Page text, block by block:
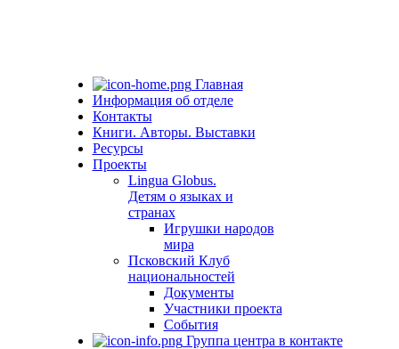
Главная
Информация об отделе
Контакты
Книги. Авторы. Выставки
Ресурсы
Проекты
Lingua Globus.
Детям о языках и
странах
Игрушки народов
мира
Псковский Клуб
национальностей
Документы
Участники проекта
События
Группа центра в контакте